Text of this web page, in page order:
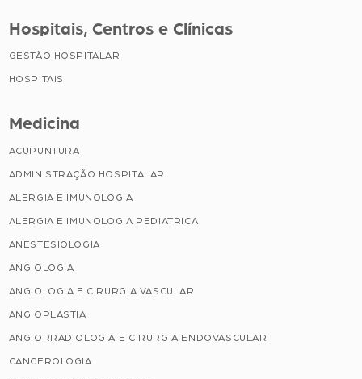
Hospitais, Centros e Clínicas
GESTÃO HOSPITALAR
HOSPITAIS
Medicina
ACUPUNTURA
ADMINISTRAÇÃO HOSPITALAR
ALERGIA E IMUNOLOGIA
ALERGIA E IMUNOLOGIA PEDIATRICA
ANESTESIOLOGIA
ANGIOLOGIA
ANGIOLOGIA E CIRURGIA VASCULAR
ANGIOPLASTIA
ANGIORRADIOLOGIA E CIRURGIA ENDOVASCULAR
CANCEROLOGIA